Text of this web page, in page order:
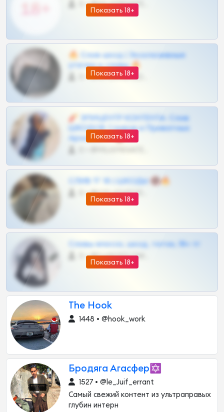
Показать 18+
0 •
Показать 18+
🔥 Слив шкод | Эксклюзивные
утечки и сливы 🔥
0 •
Показать 18+
🧨 ЭПИЦЕНТР КОНТЕНТА: Слив
ШКОДОВ Сливов и Приватных
Архивов ТГ 🔞💎
Показать 18+
СЛИВ ТГ 18 | ШКОДЫ 🔞🔥
0 •
Показать 18+
Сливы вписок, шкод, теток, 18+ тг
0 •
The Hook
1448 • @hook_work
Бродяга Агасфер✡️
1527 • @le_Juif_errant
Самый свежий контент из ультраправых
глубин интерн